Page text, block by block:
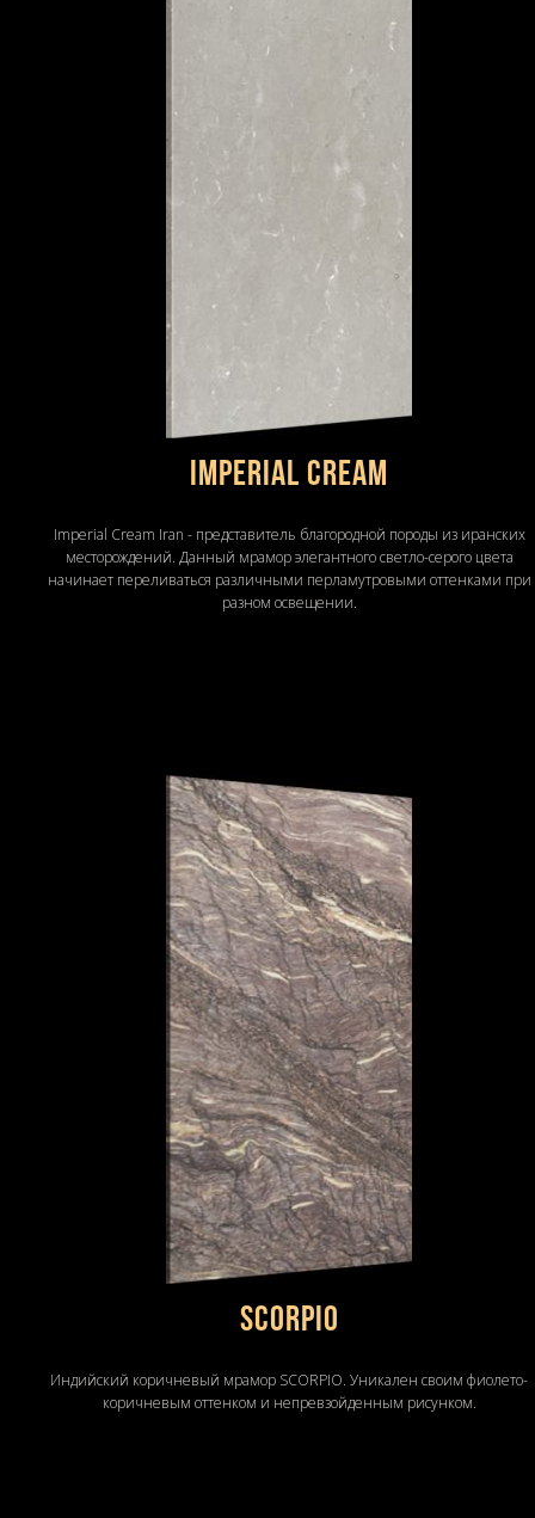
Imperial Cream
Imperial Cream Iran - представитель благородной породы из иранских
месторождений. Данный мрамор элегантного светло-серого цвета
начинает переливаться различными перламутровыми оттенками при
разном освещении.
SCORPIO
Индийский коричневый мрамор SCORPIO. Уникален своим фиолето-
коричневым оттенком и непревзойденным рисунком.